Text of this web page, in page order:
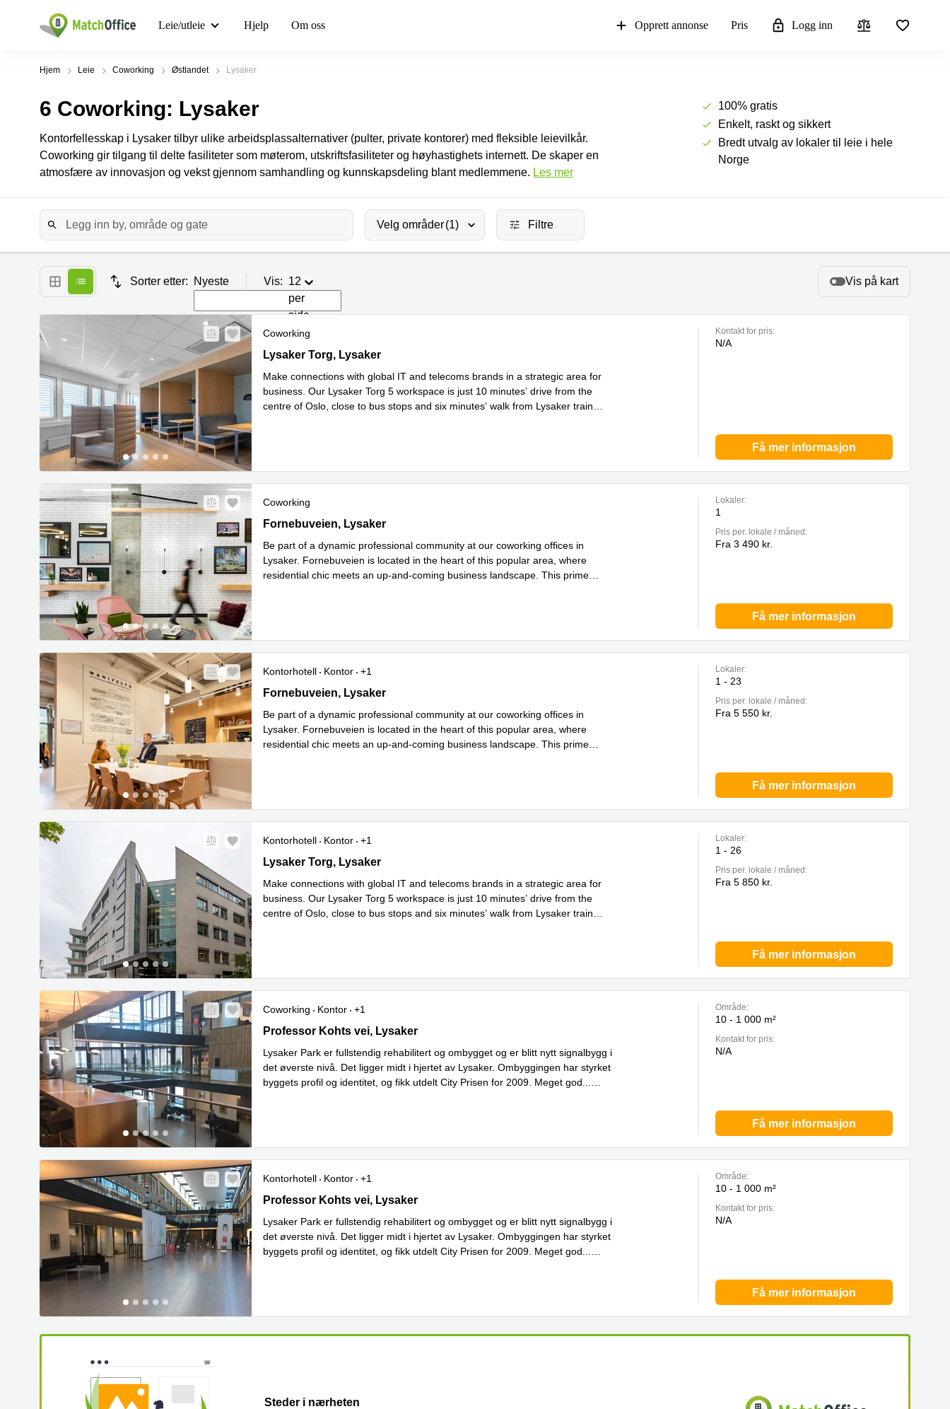
Leie/utleie Hjelp Om oss Opprett annonse Pris Logg inn
Hjem Leie Coworking Østlandet Lysaker
6 Coworking: Lysaker
Kontorfellesskap i Lysaker tilbyr ulike arbeidsplassalternativer (pulter, private kontorer) med fleksible leievilkår.
Coworking gir tilgang til delte fasiliteter som møterom, utskriftsfasiliteter og høyhastighets internett. De skaper en
atmosfære av innovasjon og vekst gjennom samhandling og kunnskapsdeling blant medlemmene. Les mer
100% gratis
Enkelt, raskt og sikkert
Bredt utvalg av lokaler til leie i hele
Norge
Velg områder(1) Filtre
Sorter etter: Nyeste Vis: 12
per
side
Vis på kart
Coworking
Lysaker Torg 5,3rd floor, Lysaker
Lysaker Torg, Lysaker
Make connections with global IT and telecoms brands in a strategic area for
business. Our Lysaker Torg 5 workspace is just 10 minutes’ drive from the
centre of Oslo, close to bus stops and six minutes’ walk from Lysaker train
Kontakt for pris:
N/A
Få mer informasjon
Coworking
Fornebuveien 1-3, Lysaker
Fornebuveien, Lysaker
Be part of a dynamic professional community at our coworking offices in
Lysaker. Fornebuveien is located in the heart of this popular area, where
residential chic meets an up-and-coming business landscape. This prime
Lokaler:
1
Pris per. lokale / måned:
Fra 3 490 kr.
Få mer informasjon
Kontorhotell Kontor
+1
Fornebuveien 1-3, Lysaker
Fornebuveien, Lysaker
Be part of a dynamic professional community at our coworking offices in
Lysaker. Fornebuveien is located in the heart of this popular area, where
residential chic meets an up-and-coming business landscape. This prime
Lokaler:
1 - 23
Pris per. lokale / måned:
Fra 5 550 kr.
Få mer informasjon
Kontorhotell Kontor
+1
Lysaker Torg 5,3rd floor, Lysaker
Lysaker Torg, Lysaker
Make connections with global IT and telecoms brands in a strategic area for
business. Our Lysaker Torg 5 workspace is just 10 minutes’ drive from the
centre of Oslo, close to bus stops and six minutes’ walk from Lysaker train
Lokaler:
1 - 26
Pris per. lokale / måned:
Fra 5 850 kr.
Få mer informasjon
Coworking Kontor
+1
Professor Kohts vei 9, Lysaker
Professor Kohts vei, Lysaker
Lysaker Park er fullstendig rehabilitert og ombygget og er blitt nytt signalbygg i
det øverste nivå. Det ligger midt i hjertet av Lysaker. Ombyggingen har styrket
byggets profil og identitet, og fikk utdelt City Prisen for 2009. Meget god
Område:
10 - 1 000 m²
Kontakt for pris:
N/A
Få mer informasjon
Kontorhotell Kontor
+1
Professor Kohts vei 9, Lysaker
Professor Kohts vei, Lysaker
Lysaker Park er fullstendig rehabilitert og ombygget og er blitt nytt signalbygg i
det øverste nivå. Det ligger midt i hjertet av Lysaker. Ombyggingen har styrket
byggets profil og identitet, og fikk utdelt City Prisen for 2009. Meget god
Område:
10 - 1 000 m²
Kontakt for pris:
N/A
Få mer informasjon
Steder i nærheten